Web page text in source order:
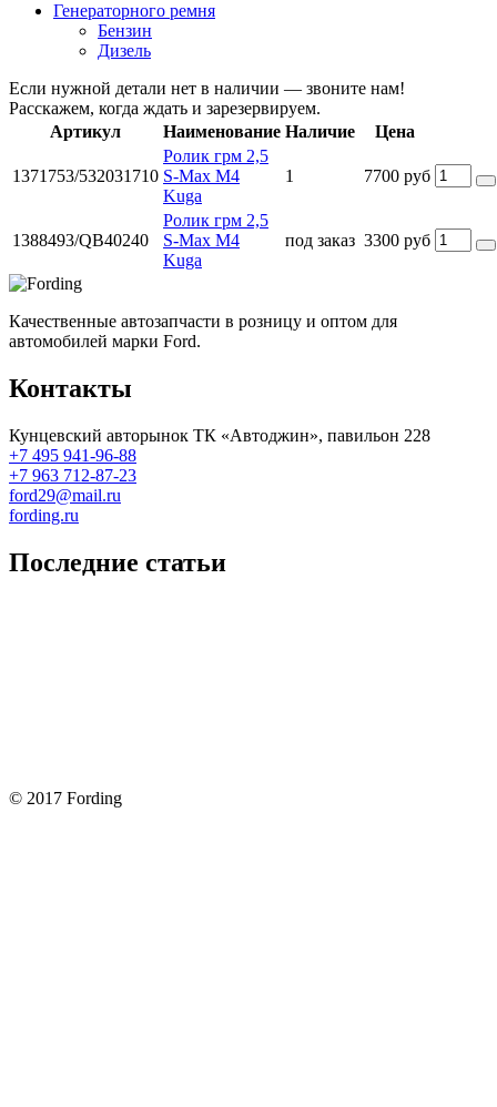
Генераторного ремня
Бензин
Дизель
Если нужной детали нет в наличии — звоните нам!
Расскажем, когда ждать и зарезервируем.
Артикул
Наименование Наличие Цена
1371753/532031710
Ролик грм 2,5
S-Max M4
Kuga
1 7700 руб
1388493/QB40240
Ролик грм 2,5
S-Max M4
Kuga
под заказ 3300 руб
Качественные автозапчасти в розницу и оптом для
автомобилей марки Ford.
Контакты
Кунцевский авторынок ТК «Автоджин», павильон 228
+7 495 941-96-88
+7 963 712-87-23
ford29@mail.ru
fording.ru
Последние статьи
© 2017 Fording